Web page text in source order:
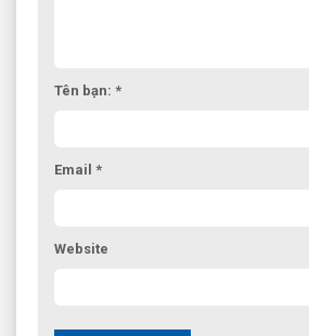
Tên bạn: *
Email *
Website